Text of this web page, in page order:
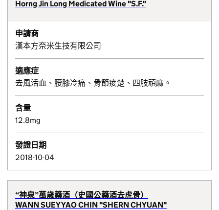
Horng Jin Long Medicated Wine "S.F."
申請商
漢本方奈米生技有限公司
適應症
去風活血、腰膝冷痛、骨節痠楚、四肢頑麻。
含量
12.8mg
發證日期
2018-10-04
“神泉”萬歲藥酒（史國公藥酒去虎骨）
WANN SUEY YAO CHIN "SHERN CHYUAN"